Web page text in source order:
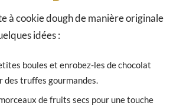
à cookie dough de manière originale
idées :
boules et enrobez-les de chocolat
des truffes gourmandes.
de fruits secs pour une touche